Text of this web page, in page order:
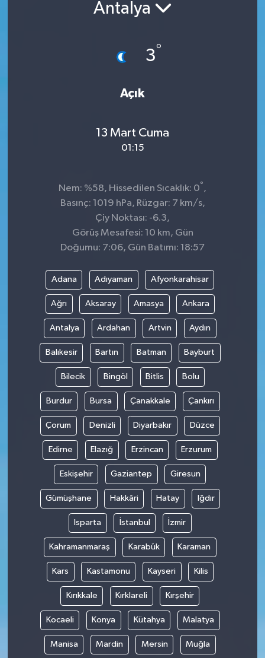
Antalya
3°
Açık
13 Mart Cuma
01:15
Nem: %58, Hissedilen Sıcaklık: 0° ,
Basınç: 1019 hPa, Rüzgar: 7 km/s,
Çiy Noktası: -6.3,
Görüş Mesafesi: 10 km, Gün
Doğumu: 7:06, Gün Batımı: 18:57
Adana Adıyaman Afyonkarahisar
Ağrı Aksaray Amasya Ankara
Antalya Ardahan Artvin Aydın
Balıkesir Bartın Batman Bayburt
Bilecik Bingöl Bitlis Bolu
Burdur Bursa Çanakkale Çankırı
Çorum Denizli Diyarbakır Düzce
Edirne Elazığ Erzincan Erzurum
Eskişehir Gaziantep Giresun
Gümüşhane Hakkâri Hatay Iğdır
Isparta İstanbul İzmir
Kahramanmaraş Karabük Karaman
Kars Kastamonu Kayseri Kilis
Kırıkkale Kırklareli Kırşehir
Kocaeli Konya Kütahya Malatya
Manisa Mardin Mersin Muğla